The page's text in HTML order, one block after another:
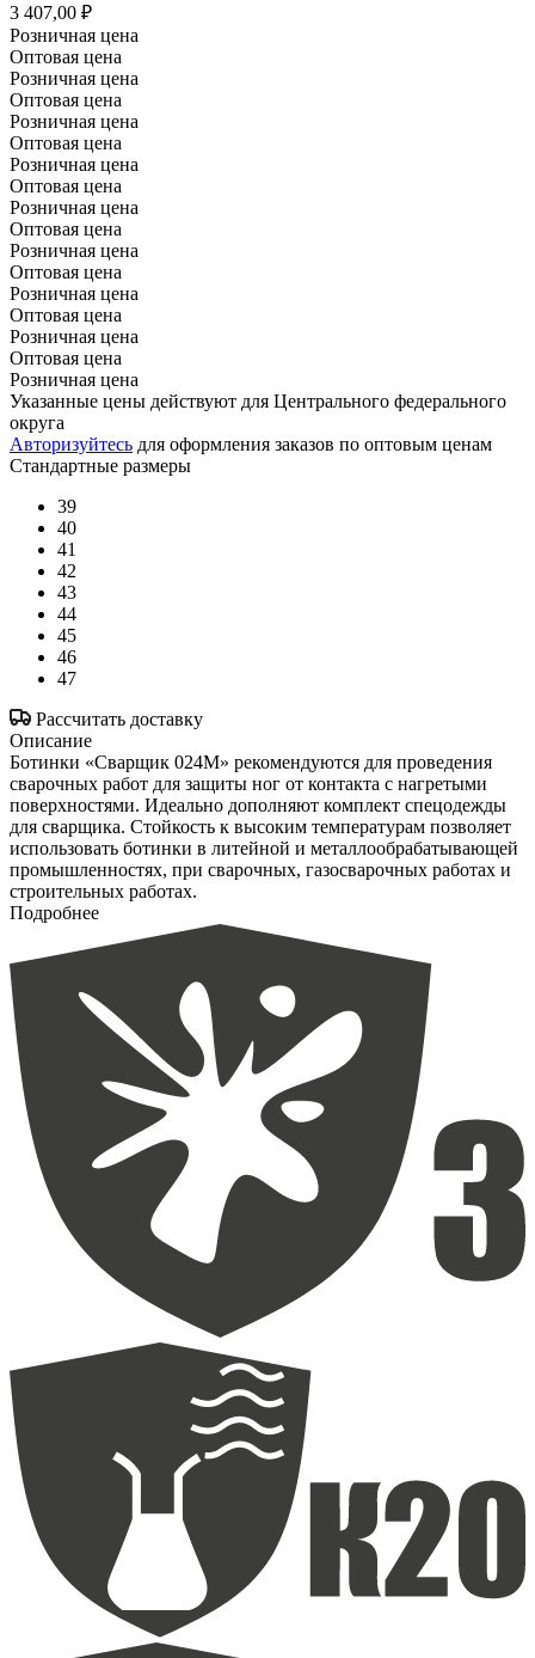
3 407,00 ₽
Розничная цена
Оптовая цена
Розничная цена
Оптовая цена
Розничная цена
Оптовая цена
Розничная цена
Оптовая цена
Розничная цена
Оптовая цена
Розничная цена
Оптовая цена
Розничная цена
Оптовая цена
Розничная цена
Оптовая цена
Розничная цена
Указанные цены действуют для Центрального федерального
округа
Авторизуйтесь для оформления заказов по оптовым ценам
Стандартные размеры
39
40
41
42
43
44
45
46
47
Рассчитать доставку
Описание
Ботинки «Сварщик 024М» рекомендуются для проведения
сварочных работ для защиты ног от контакта с нагретыми
поверхностями. Идеально дополняют комплект спецодежды
для сварщика. Стойкость к высоким температурам позволяет
использовать ботинки в литейной и металлообрабатывающей
промышленностях, при сварочных, газосварочных работах и
строительных работах.
Подробнее